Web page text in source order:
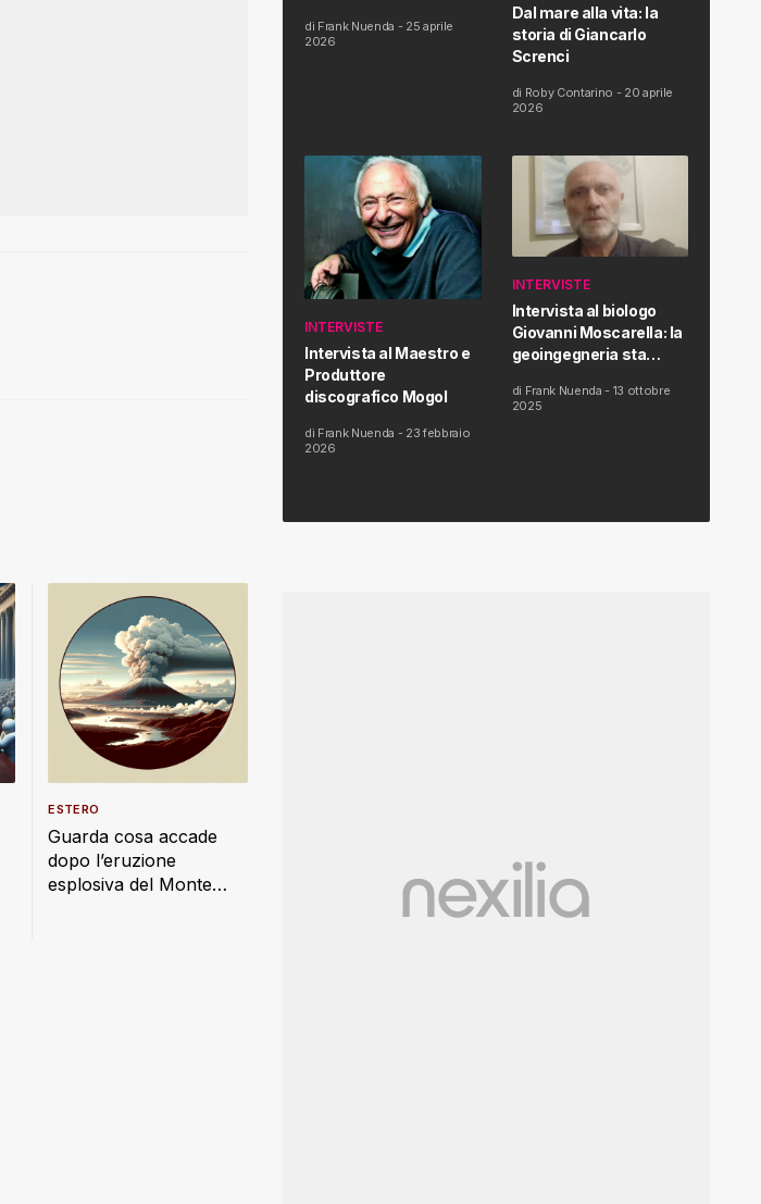
Guarda cosa accade
dopo l’eruzione
esplosiva del Monte
ESTERO
Proposta di Legge
di Frank Nuenda - 25 aprile
2026
Dal mare alla vita: la
storia di Giancarlo
Screnci
di Roby Contarino - 20 aprile
2026
INTERVISTE
Intervista al Maestro e
Produttore
discografico Mogol
di Frank Nuenda - 23 febbraio
2026
INTERVISTE
Intervista al biologo
Giovanni Moscarella: la
geoingegneria sta
salute dell’uomo
di Frank Nuenda - 13 ottobre
2025